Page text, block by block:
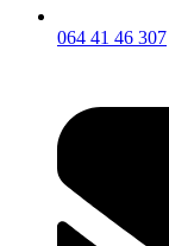
064 41 46 307